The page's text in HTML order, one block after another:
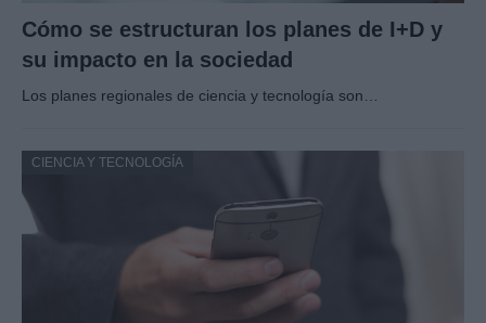
Cómo se estructuran los planes de I+D y
su impacto en la sociedad
Los planes regionales de ciencia y tecnología son…
CIENCIA Y TECNOLOGÍA